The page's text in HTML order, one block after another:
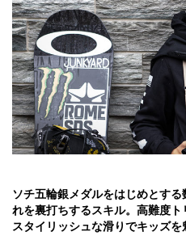
ソチ五輪銀メダルをはじめとす
れを裏打ちするスキル。高難度
スタイリッシュな滑りでキッズ